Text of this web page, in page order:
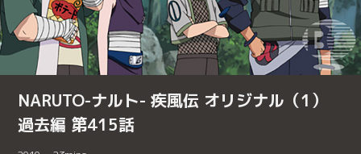
NARUTO-ナルト- 疾風伝 オリジナル（1）
過去編 第415話